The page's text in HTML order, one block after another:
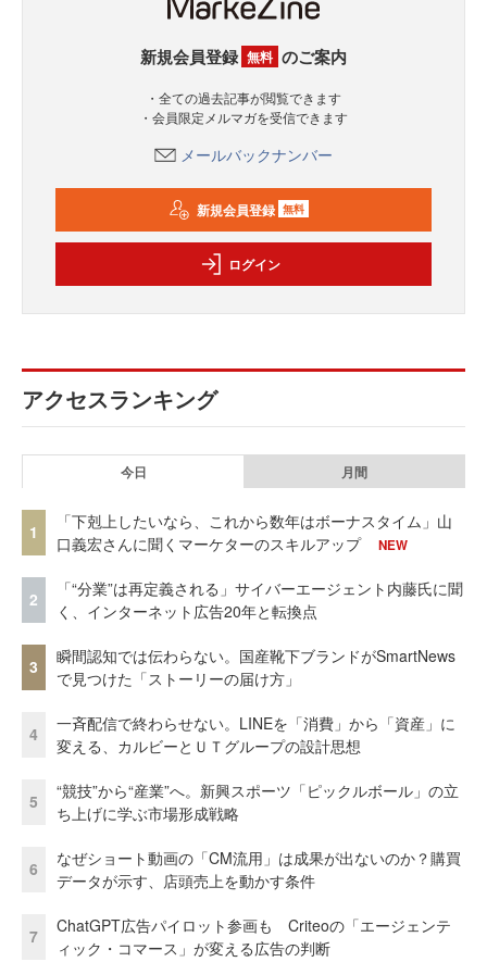
新規会員登録 無料 のご案内
・全ての過去記事が閲覧できます
・会員限定メルマガを受信できます
メールバックナンバー
新規会員登録 無料
ログイン
アクセスランキング
今日 月間
1
「下剋上したいなら、これから数年はボーナスタイム」山
口義宏さんに聞くマーケターのスキルアップ
NEW
2
「“分業”は再定義される」サイバーエージェント内藤氏に聞
く、インターネット広告20年と転換点
3
瞬間認知では伝わらない。国産靴下ブランドがSmartNews
で見つけた「ストーリーの届け方」
4
一斉配信で終わらせない。LINEを「消費」から「資産」に
変える、カルビーとＵＴグループの設計思想
5
“競技”から“産業”へ。新興スポーツ「ピックルボール」の立
ち上げに学ぶ市場形成戦略
6
なぜショート動画の「CM流用」は成果が出ないのか？購買
データが示す、店頭売上を動かす条件
7
ChatGPT広告パイロット参画も Criteoの「エージェンテ
ィック・コマース」が変える広告の判断